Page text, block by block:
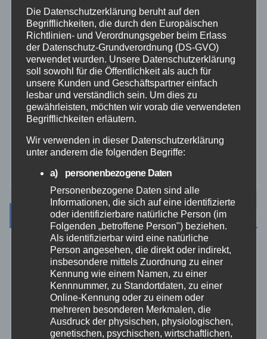
THW
Veranstaltungen
Video
Archiv
August 2026
Juli 2026
Juni 2026
Die Datenschutzerklärung beruht auf den
Begrifflichkeiten, die durch den Europäischen
Richtlinien- und Verordnungsgeber beim Erlass
der Datenschutz-Grundverordnung (DS-GVO)
verwendet wurden. Unsere Datenschutzerklärung
soll sowohl für die Öffentlichkeit als auch für
unsere Kunden und Geschäftspartner einfach
lesbar und verständlich sein. Um dies zu
gewährleisten, möchten wir vorab die verwendeten
Begrifflichkeiten erläutern.
Wir verwenden in dieser Datenschutzerklärung
unter anderem die folgenden Begriffe:
a) personenbezogene Daten
Personenbezogene Daten sind alle
Informationen, die sich auf eine identifizierte
oder identifizierbare natürliche Person (im
Folgenden „betroffene Person") beziehen.
Als identifizierbar wird eine natürliche
Person angesehen, die direkt oder indirekt,
insbesondere mittels Zuordnung zu einer
Kennung wie einem Namen, zu einer
Kennnummer, zu Standortdaten, zu einer
Online-Kennung oder zu einem oder
mehreren besonderen Merkmalen, die
Ausdruck der physischen, physiologischen,
genetischen, psychischen, wirtschaftlichen,